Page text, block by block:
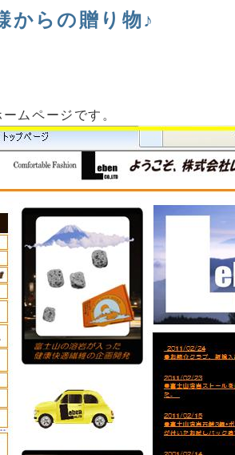
からの贈り物♪
ムページです。